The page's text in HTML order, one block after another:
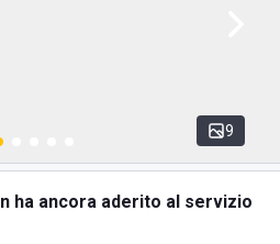
9
ha ancora aderito al servizio